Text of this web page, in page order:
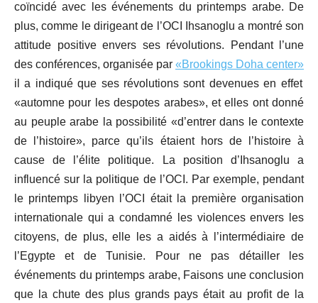
coïncidé avec les événements du printemps arabe. De
plus, comme le dirigeant de l’OCI Ihsanoglu a montré son
attitude positive envers ses révolutions. Pendant l’une
des conférences, organisée par «Brookings Doha center»
il a indiqué que ses révolutions sont devenues en effet
«automne pour les despotes arabes», et elles ont donné
au peuple arabe la possibilité «d’entrer dans le contexte
de l’histoire», parce qu’ils étaient hors de l’histoire à
cause de l’élite politique. La position d’Ihsanoglu a
influencé sur la politique de l’OCI. Par exemple, pendant
le printemps libyen l’OCI était la première organisation
internationale qui a condamné les violences envers les
citoyens, de plus, elle les a aidés à l’intermédiaire de
l’Egypte et de Tunisie. Pour ne pas détailler les
événements du printemps arabe, Faisons une conclusion
que la chute des plus grands pays était au profit de la